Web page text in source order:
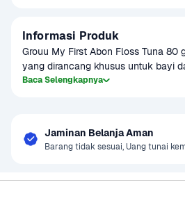
Informasi Produk
Grouu My First Abon Floss Tuna 80
yang dirancang khusus untuk bayi
baru mulai mengenal makanan
dikonsumsi, dan cocok untuk
perkembangan anak.
Abon tuna ini kaya akan protein
Baca Selengkapnya
Jaminan Belanja Aman
Barang tidak sesuai, Uang tunai